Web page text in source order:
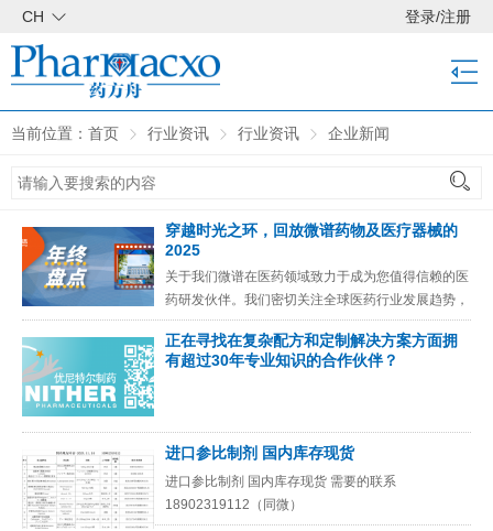
CH 登录/注册
当前位置： 首页 行业资讯 行业资讯 企业新闻
穿越时光之环，回放微谱药物及医疗器械的
2025
关于我们微谱在医药领域致力于成为您值得信赖的医
药研发伙伴。我们密切关注全球医药行业发展趋势，
立足药物及医疗器械实验室服务全产业价值链，以完
备的质量体系、高速的交
正在寻找在复杂配方和定制解决方案方面拥
有超过30年专业知识的合作伙伴？
进口参比制剂 国内库存现货
进口参比制剂 国内库存现货 需要的联系
18902319112（同微）